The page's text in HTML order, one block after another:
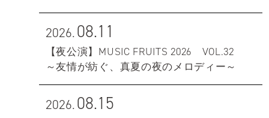
2026.08.11
【夜公演】MUSIC FRUITS 2026 VOL.32
～友情が紡ぐ、真夏の夜のメロディー～
2026.08.15